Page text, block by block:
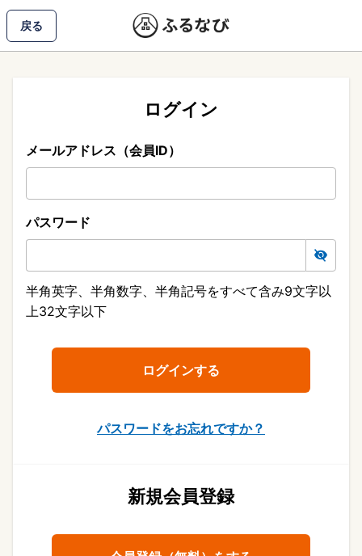
戻る
ログイン
メールアドレス（会員ID）
パスワード
半角英字、半角数字、半角記号をすべて含み9文字以
上32文字以下
パスワードをお忘れですか？
新規会員登録